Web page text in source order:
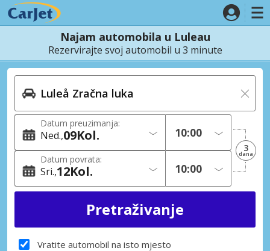
Najam automobila u Luleau
Rezervirajte svoj automobil u 3 minute
Datum preuzimanja:
Ned. 09Kol.
Datum povrata:
Sri. 12Kol.
3
dana
Vratite automobil na isto mjesto